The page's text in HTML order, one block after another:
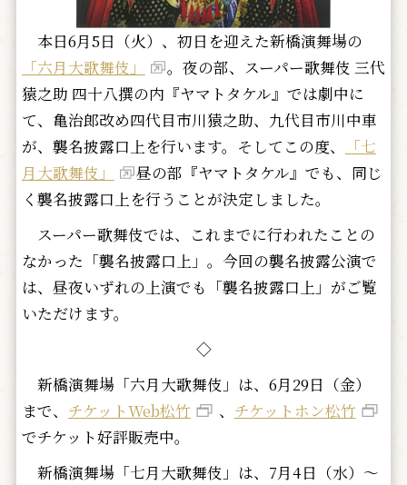
本日6月5日（火）、初日を迎えた新橋演舞場の
「六月大歌舞伎」
。夜の部、スーパー歌舞伎 三代
猿之助 四十八撰の内『ヤマトタケル』では劇中に
て、亀治郎改め四代目市川猿之助、九代目市川中車
が、襲名披露口上を行います。そしてこの度、
「七
月大歌舞伎」
昼の部『ヤマトタケル』でも、同じ
く襲名披露口上を行うことが決定しました。
スーパー歌舞伎では、これまでに行われたことの
なかった「襲名披露口上」。今回の襲名披露公演で
は、昼夜いずれの上演でも「襲名披露口上」がご覧
いただけます。
◇
新橋演舞場「六月大歌舞伎」は、6月29日（金）
まで、 チケットWeb松竹 、 チケットホン松竹
でチケット好評販売中。
新橋演舞場「七月大歌舞伎」は、7月4日（水）～